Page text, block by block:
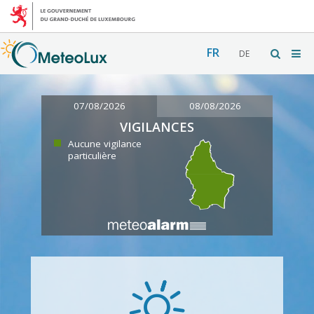
FR DE
07/08/2026 08/08/2026
VIGILANCES
Aucune vigilance
particulière